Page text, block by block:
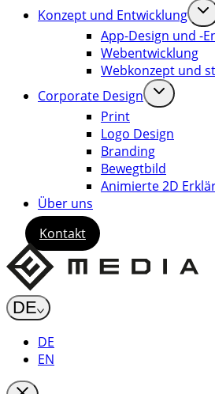
Konzept und Entwicklung
App-Design und -
Webentwicklung
Webkonzept und
Corporate Design
Print
Logo Design
Branding
Bewegtbild
Animierte 2D
Über uns
Kontakt
DE
DE
EN